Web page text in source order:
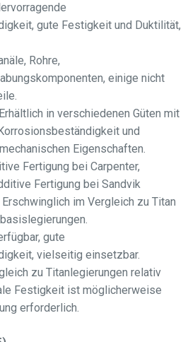
gute Festigkeit und Duktilität,
Rohre,
einige nicht
Erhältlich in verschiedenen Güten mit
und
Eigenschaften.
Fertigung bei Carpenter,
Fertigung bei Sandvik
Erschwinglich im Vergleich zu Titan
gute
vielseitig einsetzbar.
zu Titanlegierungen relativ
Festigkeit ist möglicherweise
erforderlich.